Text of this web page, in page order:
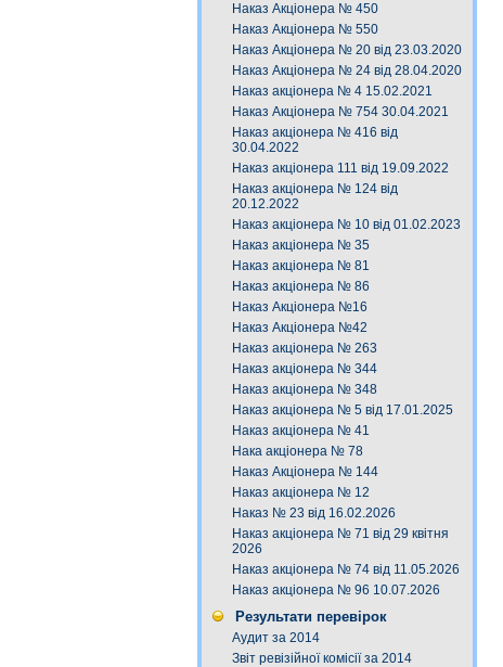
Наказ Акціонера № 450
Наказ Акціонера № 550
Наказ Акціонера № 20 від 23.03.2020
Наказ Акціонера № 24 від 28.04.2020
Наказ акціонера № 4 15.02.2021
Наказ Акціонера № 754 30.04.2021
Наказ акціонера № 416 від
30.04.2022
Наказ акціонера 111 від 19.09.2022
Наказ акціонера № 124 від
20.12.2022
Наказ акціонера № 10 від 01.02.2023
Наказ акціонера № 35
Наказ акціонера № 81
Наказ акціонера № 86
Наказ Акціонера №16
Наказ Акціонера №42
Наказ акціонера № 263
Наказ акціонера № 344
Наказ акціонера № 348
Наказ акціонера № 5 від 17.01.2025
Наказ акціонера № 41
Нака акціонера № 78
Наказ Акціонера № 144
Наказ акціонера № 12
Наказ № 23 від 16.02.2026
Наказ акціонера № 71 від 29 квітня
2026
Наказ акціонера № 74 від 11.05.2026
Наказ акціонера № 96 10.07.2026
Результати перевірок
Аудит за 2014
Звіт ревізійної комісії за 2014